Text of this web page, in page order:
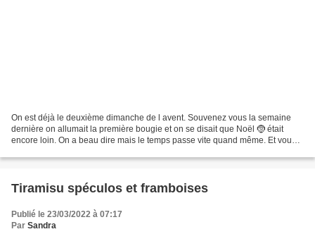
On est déjà le deuxième dimanche de l avent. Souvenez vous la semaine
dernière on allumait la première bougie et on se disait que Noël 🤶 était
encore loin. On a beau dire mais le temps passe vite quand même. Et vous
Tiramisu spéculos et framboises
Publié le 23/03/2022 à 07:17
Par Sandra